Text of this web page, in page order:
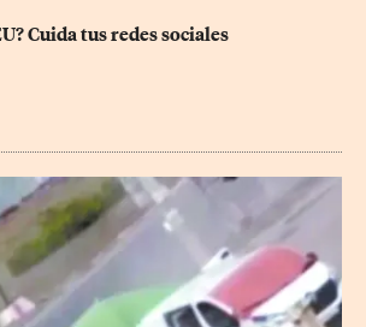
Cuida tus redes sociales